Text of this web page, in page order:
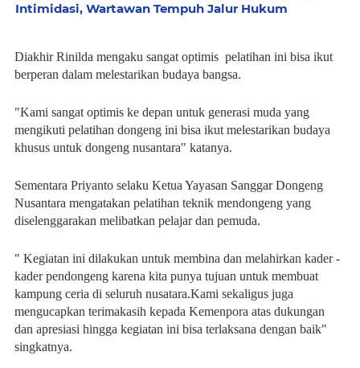
Intimidasi, Wartawan Tempuh Jalur Hukum
Diakhir Rinilda mengaku sangat optimis pelatihan ini bisa ikut
berperan dalam melestarikan budaya bangsa.
"Kami sangat optimis ke depan untuk generasi muda yang
mengikuti pelatihan dongeng ini bisa ikut melestarikan budaya
khusus untuk dongeng nusantara" katanya.
Sementara Priyanto selaku Ketua Yayasan Sanggar Dongeng
Nusantara mengatakan pelatihan teknik mendongeng yang
diselenggarakan melibatkan pelajar dan pemuda.
" Kegiatan ini dilakukan untuk membina dan melahirkan kader -
kader pendongeng karena kita punya tujuan untuk membuat
kampung ceria di seluruh nusatara.Kami sekaligus juga
mengucapkan terimakasih kepada Kemenpora atas dukungan
dan apresiasi hingga kegiatan ini bisa terlaksana dengan baik"
singkatnya.